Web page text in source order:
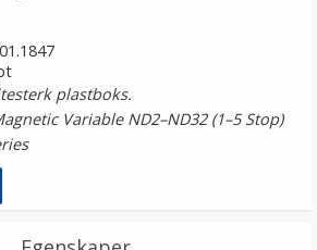
plastboks.
Variable ND2–ND32 (1–5 Stop)